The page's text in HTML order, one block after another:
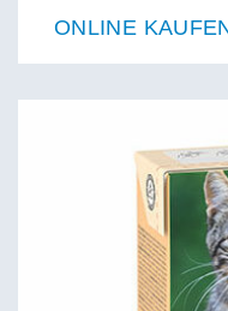
ONLINE